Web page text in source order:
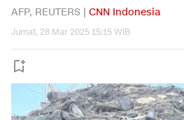
AFP, REUTERS | CNN Indonesia
Jumat, 28 Mar 2025 15:15 WIB